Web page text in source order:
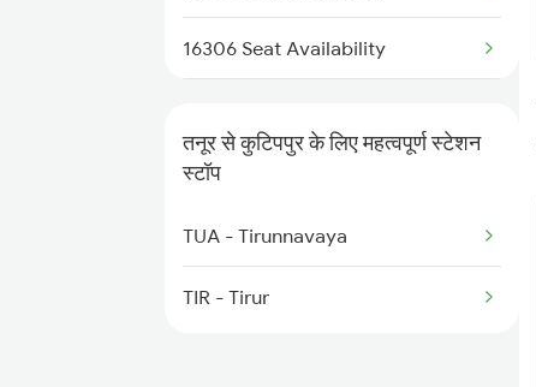
6334 Tvc Vrl Express
6336 Ncj Gimb Spl
6337 Festival Special
16306 Seat Availability
16348 Seat Availability
16630 Seat Availability
तनूर से कुटिपपुर के लिए महत्वपूर्ण स्टेशन
स्टॉप
TUA - Tirunnavaya
TIR - Tirur